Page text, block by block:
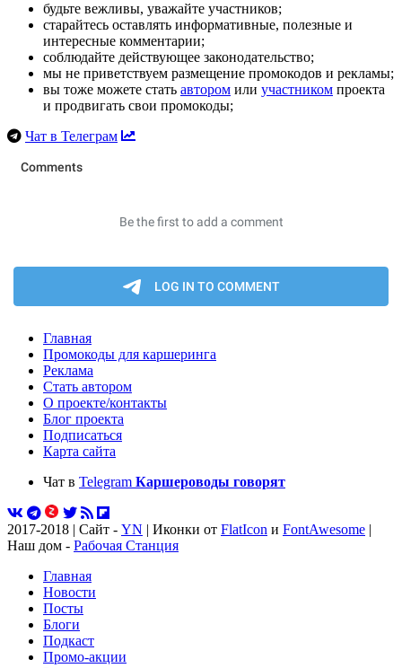
будьте вежливы, уважайте участников;
старайтесь оставлять информативные, полезные и
интересные комментарии;
соблюдайте действующее законодательство;
мы не приветствуем размещение промокодов и рекламы;
вы тоже можете стать автором или участником проекта
и продвигать свои промокоды;
Чат в Телеграм
Главная
Промокоды для каршеринга
Реклама
Стать автором
О проекте/контакты
Блог проекта
Подписаться
Карта сайта
Чат в Telegram Каршероводы говорят
2017-2018 | Сайт - YN | Иконки от FlatIcon и FontAwesome |
Наш дом - Рабочая Станция
Главная
Новости
Посты
Блоги
Подкаст
Промо-акции